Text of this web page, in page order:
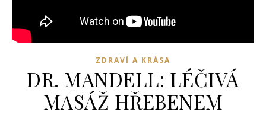
ZDRAVÍ A KRÁSA
DR. MANDELL: LÉČIVÁ
MASÁŽ HŘEBENEM